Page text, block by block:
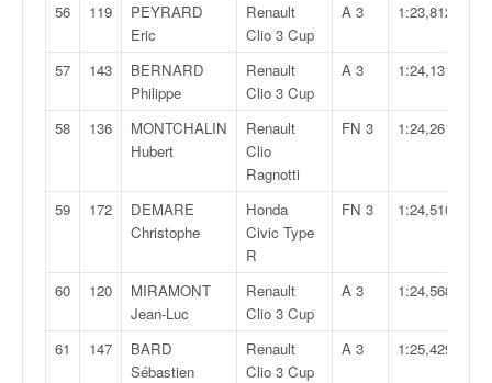
56 119
PEYRARD
Eric
Renault
Clio 3 Cup
A 3 1:23,812
57 143
BERNARD
Philippe
Renault
Clio 3 Cup
A 3 1:24,131
58 136
MONTCHALIN
Hubert
Renault
Clio
Ragnotti
FN 3 1:24,261
59 172
DEMARE
Christophe
Honda
Civic Type
R
FN 3 1:24,510
60 120
MIRAMONT
Jean-Luc
Renault
Clio 3 Cup
A 3 1:24,568
61 147
BARD
Sébastien
Renault
Clio 3 Cup
A 3 1:25,429